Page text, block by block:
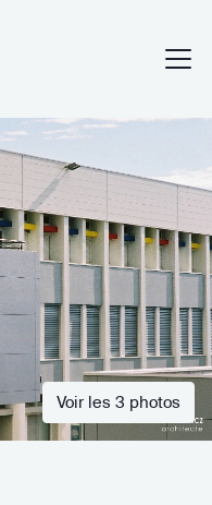
Voir les 3 photos